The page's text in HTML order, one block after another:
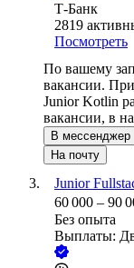
Т-Банк
2819
Посмотреть
По вашему
вакансии.
Junior Kotlin
вакансии, в
В мессенджер
На почту
Junior
60 000 – 90
Без опыта
Выплаты: